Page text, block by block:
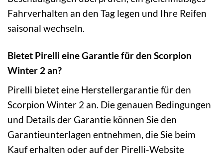
Fahrverhalten an den Tag legen und Ihre Reifen
saisonal wechseln.
Bietet Pirelli eine Garantie für den Scorpion
Winter 2 an?
Pirelli bietet eine Herstellergarantie für den
Scorpion Winter 2 an. Die genauen Bedingungen
und Details der Garantie können Sie den
Garantieunterlagen entnehmen, die Sie beim
Kauf erhalten oder auf der Pirelli-Website